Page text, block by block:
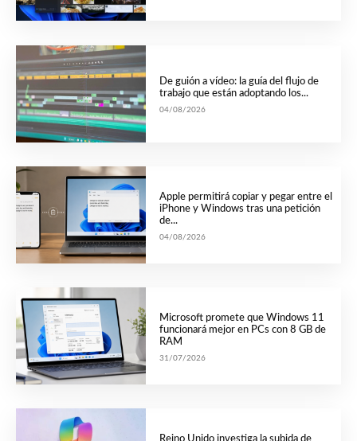
De guión a vídeo: la guía del flujo de
trabajo que están adoptando los...
04/08/2026
Apple permitirá copiar y pegar entre el
iPhone y Windows tras una petición
de...
04/08/2026
Microsoft promete que Windows 11
funcionará mejor en PCs con 8 GB de
RAM
31/07/2026